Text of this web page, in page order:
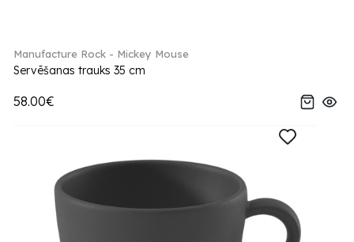
Manufacture Rock - Mickey Mouse
Servēšanas trauks 35 cm
58.00€